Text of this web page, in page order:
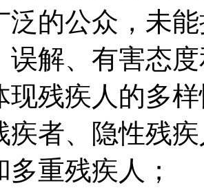
泛的公众，未
误解、有害态
现残疾人的多
疾者、隐性残
多重残疾人；